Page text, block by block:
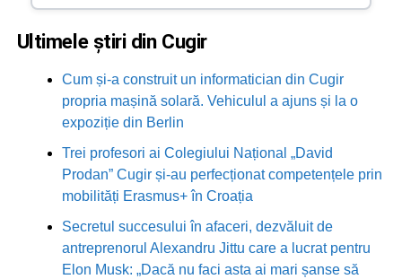
Ultimele știri din Cugir
Cum și-a construit un informatician din Cugir
propria mașină solară. Vehiculul a ajuns și la o
expoziție din Berlin
Trei profesori ai Colegiului Național „David
Prodan” Cugir și-au perfecționat competențele prin
mobilități Erasmus+ în Croația
Secretul succesului în afaceri, dezvăluit de
antreprenorul Alexandru Jittu care a lucrat pentru
Elon Musk: „Dacă nu faci asta ai mari șanse să